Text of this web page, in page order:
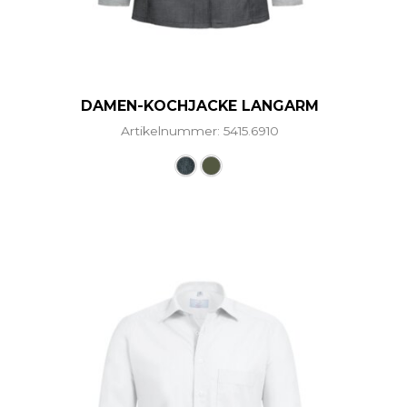
DAMEN-KOCHJACKE LANGARM
Artikelnummer: 5415.6910